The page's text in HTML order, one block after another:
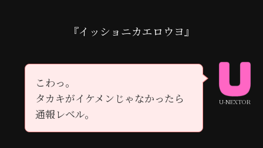
『イッショニカエロウヨ』
U-NEXTOR
こわっ。
タカキがイケメンじゃなかったら
通報レベル。